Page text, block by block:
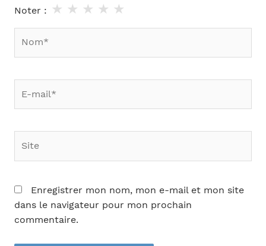
Noter : ★
★
★
★
★
mail*
Enregistrer mon nom, mon e-mail et mon site
dans le navigateur pour mon prochain
commentaire.